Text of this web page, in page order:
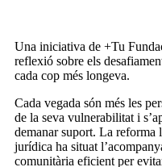
Una iniciativa de +Tu
reflexió sobre els
cada cop més longeva.
Cada vegada són més les
de la seva vulnerabilitat i
demanar suport. La reforma
jurídica ha situat
comunitària eficient per